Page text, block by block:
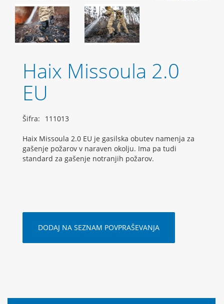
Haix Missoula 2.0
EU
Šifra: 111013
Haix Missoula 2.0 EU je gasilska obutev namenja za
gašenje požarov v naraven okolju. Ima pa tudi
standard za gašenje notranjih požarov.
DODAJ NA SEZNAM POVPRAŠEVANJA